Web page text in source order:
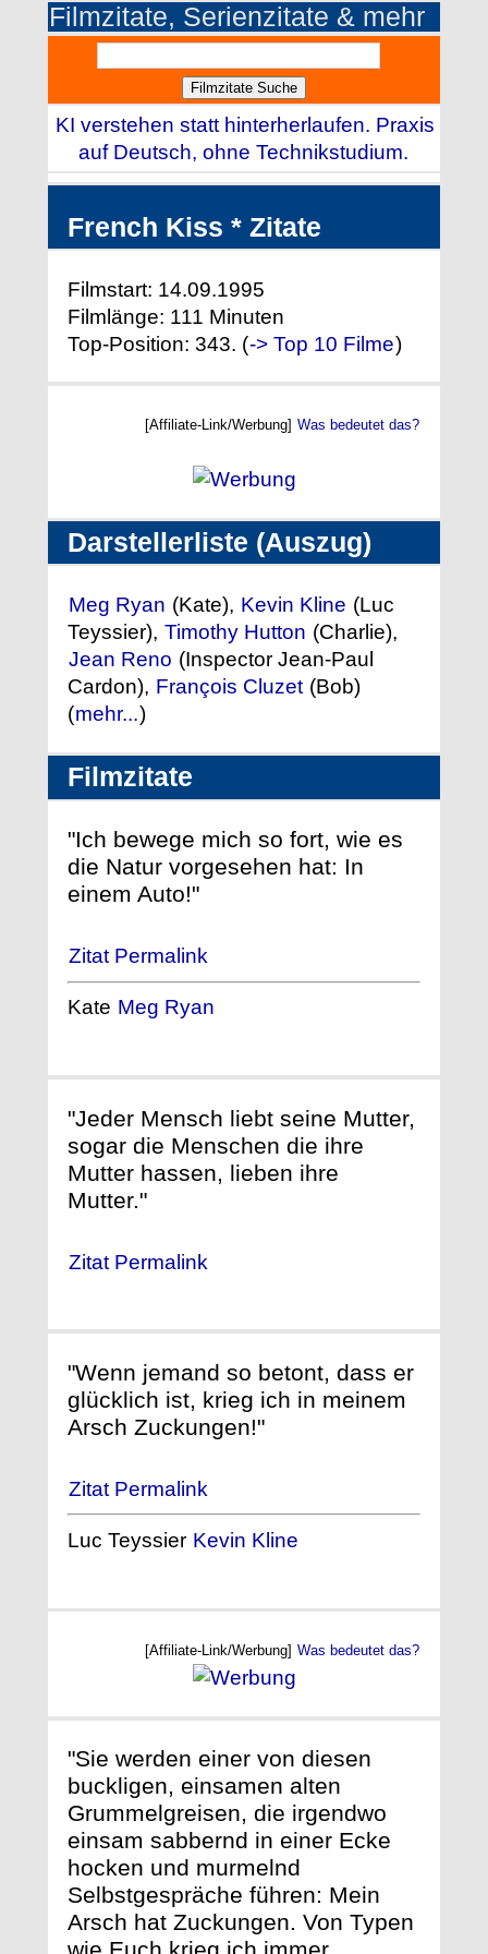
Filmzitate, Serienzitate & mehr
KI verstehen statt hinterherlaufen. Praxis
auf Deutsch, ohne Technikstudium.
French Kiss * Zitate
Filmstart: 14.09.1995
Filmlänge: 111 Minuten
Top-Position: 343. (-> Top 10 Filme)
[Affiliate-Link/Werbung] Was bedeutet das?
Darstellerliste (Auszug)
Meg Ryan (Kate), Kevin Kline (Luc
Teyssier), Timothy Hutton (Charlie),
Jean Reno (Inspector Jean-Paul
Cardon), François Cluzet (Bob)
(mehr...)
Filmzitate
"Ich bewege mich so fort, wie es
die Natur vorgesehen hat: In
einem Auto!"
Zitat Permalink
Kate Meg Ryan
"Jeder Mensch liebt seine Mutter,
sogar die Menschen die ihre
Mutter hassen, lieben ihre
Mutter."
Zitat Permalink
"Wenn jemand so betont, dass er
glücklich ist, krieg ich in meinem
Arsch Zuckungen!"
Zitat Permalink
Luc Teyssier Kevin Kline
[Affiliate-Link/Werbung] Was bedeutet das?
"Sie werden einer von diesen
buckligen, einsamen alten
Grummelgreisen, die irgendwo
einsam sabbernd in einer Ecke
hocken und murmelnd
Selbstgespräche führen: Mein
Arsch hat Zuckungen. Von Typen